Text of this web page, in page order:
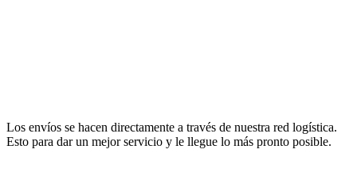
Los envíos se hacen directamente a través de nuestra red logística.
Esto para dar un mejor servicio y le llegue lo más pronto posible.